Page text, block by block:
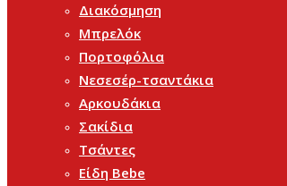
Διακόσμηση
Μπρελόκ
Πορτοφόλια
Νεσεσέρ-τσαντάκια
Αρκουδάκια
Σακίδια
Τσάντες
Είδη Bebe